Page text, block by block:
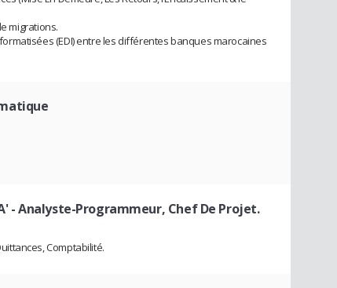
migrations.
(EDI) entre les différentes banques marocaines
- Analyste-Programmeur, Chef De Projet.
Comptabilité.